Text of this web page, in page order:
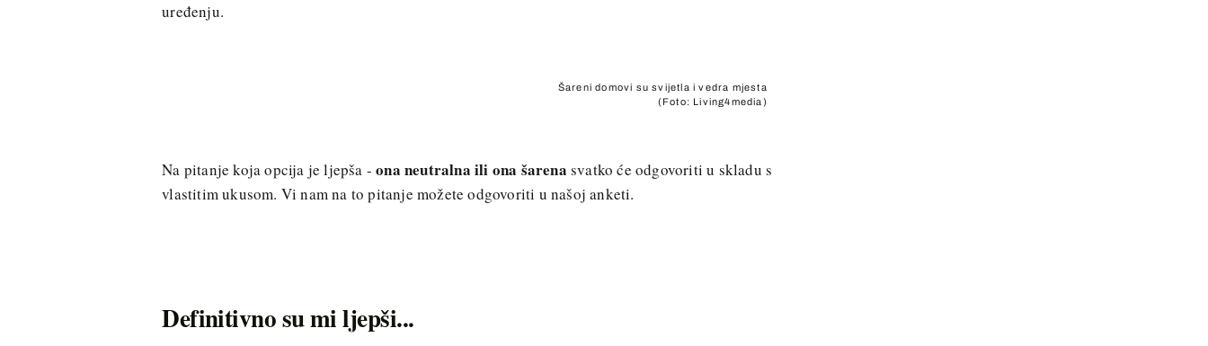
uređenju.
Šareni domovi su svijetla i vedra mjesta
(Foto: Living4media)
Na pitanje koja opcija je ljepša -ona neutralna ili ona šarena svatko će odgovoriti u skladu s
vlastitim ukusom. Vi nam na to pitanje možete odgovoriti u našoj anketi.
Definitivno su mi ljepši...